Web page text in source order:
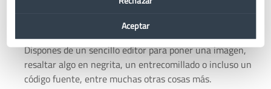
es para escribir un texto que aparezca
en la página de mantenimiento, mientras la tienda no esté
operativa y te encuentres trabajando en sus mejoras.
Dispones de un sencillo editor para poner una imagen,
resaltar algo en negrita, un entrecomillado o incluso un
código fuente, entre muchas otras cosas más.
Aceptar